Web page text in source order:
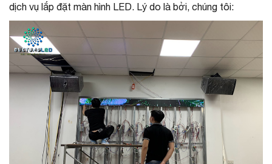
dịch vụ lắp đặt màn hình LED. Lý do là bởi, chúng tôi: